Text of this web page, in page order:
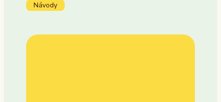
Návody